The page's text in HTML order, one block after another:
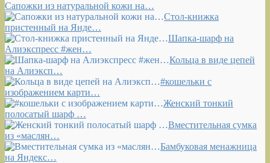
Сапожки из натуральной кожи на…
Стол-книжка
пристенный на Янде…
Шапка-шарф на
Алиэкспресс #жен…
Кольца в виде цепей
на Алиэксп…
#кошельки с
изображением карти…
Женский тонкий
полосатый шарф …
Вместительная сумка
из «маслян…
Бамбуковая менажница
на Яндекс…